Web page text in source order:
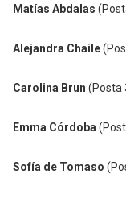
Matías Abdalas
Alejandra Chaile
Carolina Brun (Posta
Emma Córdoba
Sofía de Tomaso